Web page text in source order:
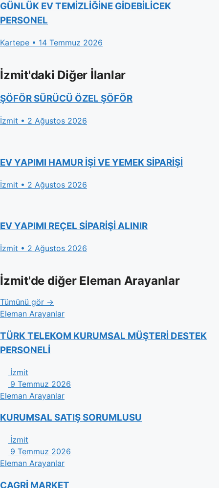
GÜNLÜK EV TEMİZLİĞİNE GİDEBİLİCEK
PERSONEL
Kartepe • 14 Temmuz 2026
İzmit'daki Diğer İlanlar
ŞÖFÖR SÜRÜCÜ ÖZEL ŞÖFÖR
İzmit • 2 Ağustos 2026
EV YAPIMI HAMUR İŞİ VE YEMEK SİPARİŞİ
İzmit • 2 Ağustos 2026
EV YAPIMI REÇEL SİPARİŞİ ALINIR
İzmit • 2 Ağustos 2026
İzmit'de diğer Eleman Arayanlar
Tümünü gör →
Eleman Arayanlar
TÜRK TELEKOM KURUMSAL MÜŞTERİ DESTEK
PERSONELİ
İzmit
9 Temmuz 2026
Eleman Arayanlar
KURUMSAL SATIŞ SORUMLUSU
İzmit
9 Temmuz 2026
Eleman Arayanlar
CAGRİ MARKET